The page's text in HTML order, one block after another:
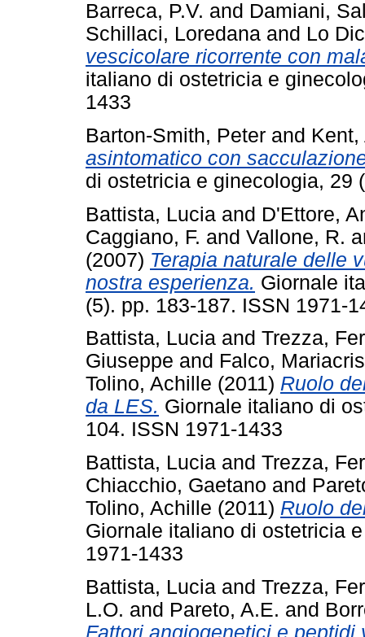
Barreca, P.V. and Damiani,
Schillaci, Loredana and Lo
vescicolare ricorrente con
italiano di ostetricia e
1433
Barton-Smith, Peter and Kent,
asintomatico con
di ostetricia e ginecologia, 29
Battista, Lucia and D'Ettore,
Caggiano, F. and Vallone, R.
(2007) Terapia naturale delle
nostra esperienza. Giornale
(5). pp. 183-187. ISSN 1971-
Battista, Lucia and Trezza,
Giuseppe and Falco,
Tolino, Achille (2011) Ruolo
da LES. Giornale italiano di
104. ISSN 1971-1433
Battista, Lucia and Trezza,
Chiacchio, Gaetano and
Tolino, Achille (2011) Ruolo
Giornale italiano di ostetricia
1971-1433
Battista, Lucia and Trezza,
L.O. and Pareto, A.E. and
Fattori angiogenetici e